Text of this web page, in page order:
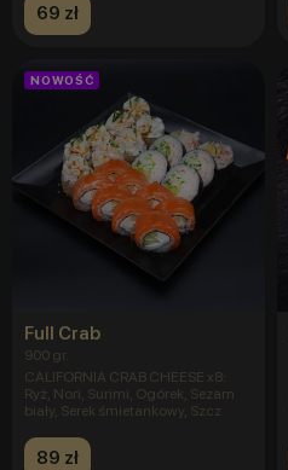
69 zł
NOWOŚĆ
Full Crab
900 gr.
CALIFORNIA CRAB CHEESE x8:
Ryż, Nori, Surimi, Ogórek, Sezam
biały, Serek śmietankowy, Szcz
89 zł